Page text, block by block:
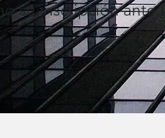
su inscripción